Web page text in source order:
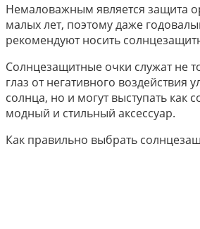
Немаловажным является защита
малых лет, поэтому даже
рекомендуют носить
Солнцезащитные очки служат не
глаз от негативного воздействия
солнца, но и могут выступать как
модный и стильный аксессуар.
Как правильно выбрать